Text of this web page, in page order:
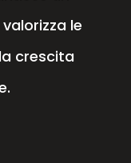
le
crescita